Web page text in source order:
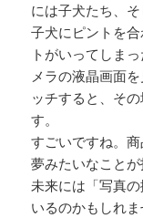
には子犬たち、そ
子犬にピントを
トがいってしま
メラの液晶画面
ッチすると、そ
す。
すごいですね。商
夢みたいなこと
未来には「写真
いるのかもしれま